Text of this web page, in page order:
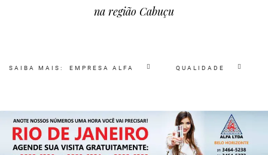
na região Cabuçu
SAIBA MAIS: EMPRESA ALFA QUALIDADE